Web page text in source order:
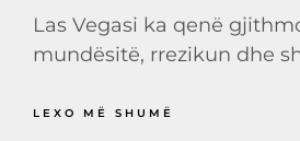
Las Vegasi ka qenë
mundësitë, rrezikun dhe
LEXO MË SHUMË